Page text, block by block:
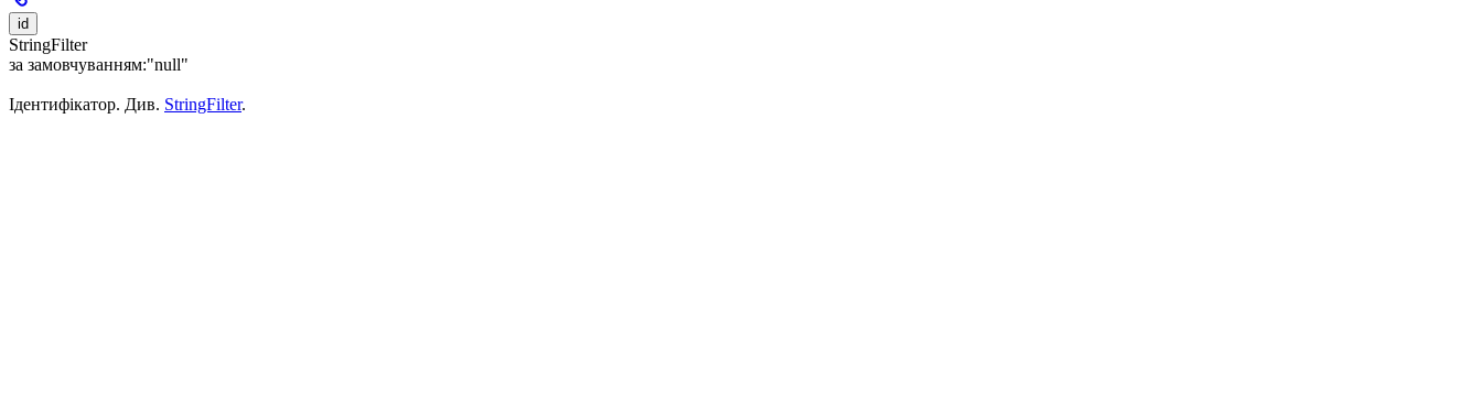
id
StringFilter
за замовчуванням:"null"
Ідентифікатор. Див. StringFilter.